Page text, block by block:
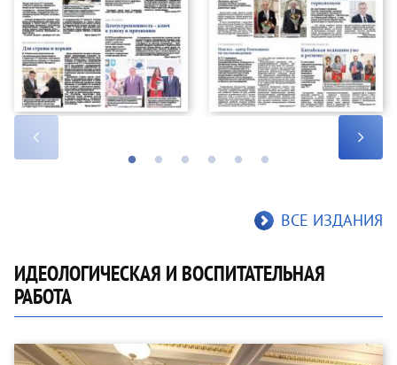
ВСЕ ИЗДАНИЯ
ИДЕОЛОГИЧЕСКАЯ И ВОСПИТАТЕЛЬНАЯ
РАБОТА